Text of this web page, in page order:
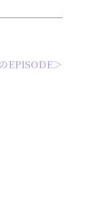
EPISODE＞